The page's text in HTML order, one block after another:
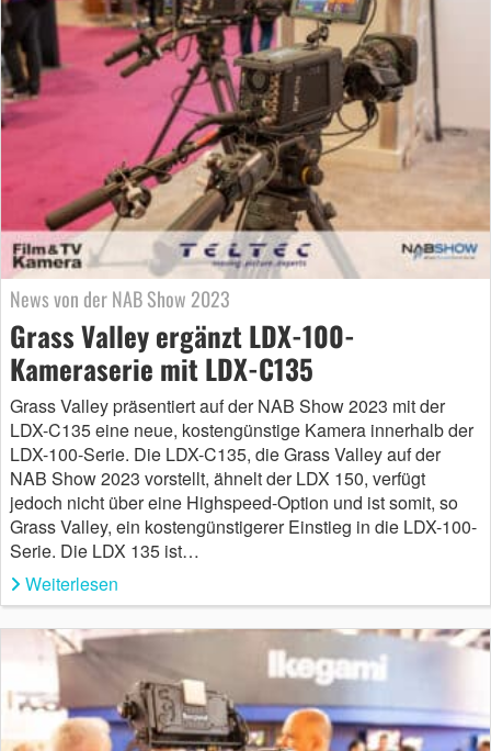
News von der NAB Show 2023
Grass Valley ergänzt LDX-100-
Kameraserie mit LDX-C135
Grass Valley präsentiert auf der NAB Show 2023 mit der
LDX-C135 eine neue, kostengünstige Kamera innerhalb der
LDX-100-Serie. Die LDX-C135, die Grass Valley auf der
NAB Show 2023 vorstellt, ähnelt der LDX 150, verfügt
jedoch nicht über eine Highspeed-Option und ist somit, so
Grass Valley, ein kostengünstigerer Einstieg in die LDX-100-
Serie. Die LDX 135 ist…
Weiterlesen